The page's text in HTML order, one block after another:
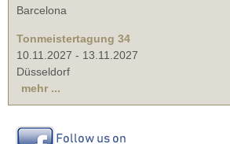
Barcelona
Tonmeistertagung 34
10.11.2027 - 13.11.2027
Düsseldorf
mehr ...